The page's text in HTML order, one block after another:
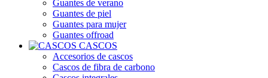
Guantes de verano
Guantes de piel
Guantes para mujer
Guantes offroad
CASCOS
Accesorios de cascos
Cascos de fibra de carbono